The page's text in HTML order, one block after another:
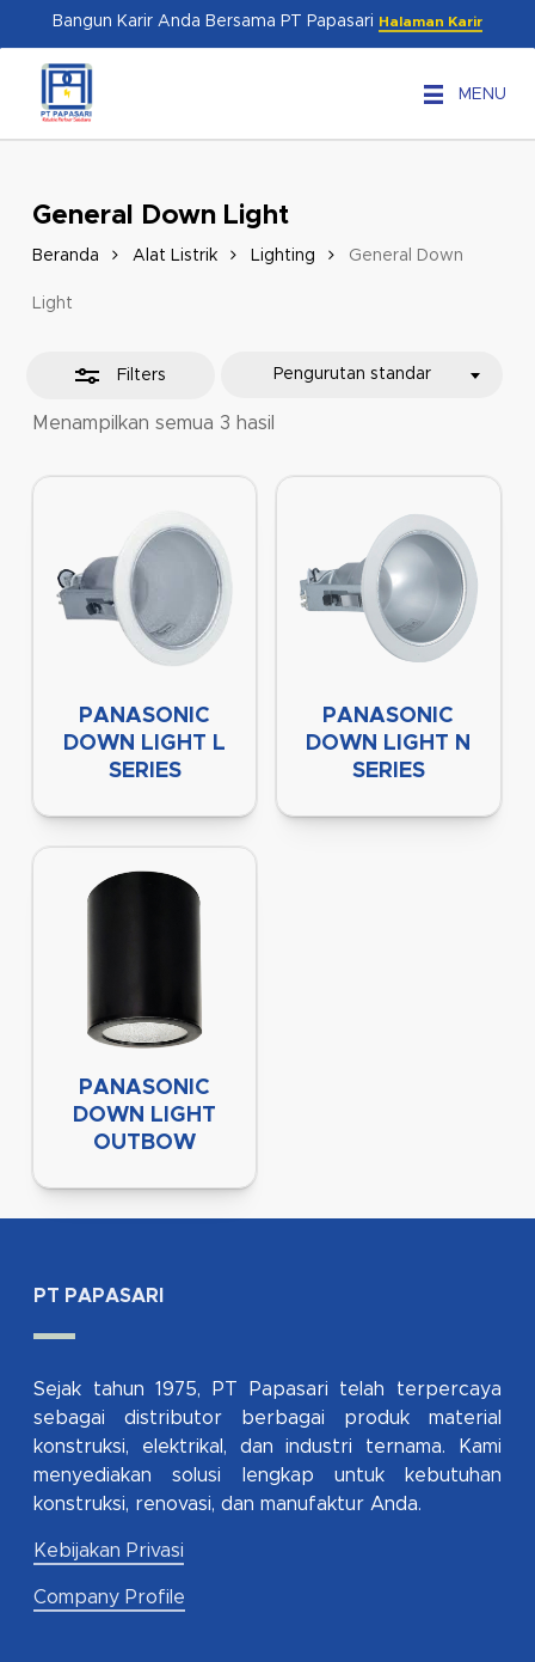
content
Bangun Karir Anda Bersama PT Papasari Halaman Karir
MENU
General Down Light
Beranda Alat Listrik Lighting General Down
Light
Filters
Menampilkan semua 3 hasil
Pengurutan standar
Close
PANASONIC
DOWN LIGHT L
SERIES
PANASONIC
DOWN LIGHT N
SERIES
PANASONIC
DOWN LIGHT
OUTBOW
PT PAPASARI
Sejak tahun 1975, PT Papasari telah terpercaya
sebagai distributor berbagai produk material
konstruksi, elektrikal, dan industri ternama. Kami
menyediakan solusi lengkap untuk kebutuhan
konstruksi, renovasi, dan manufaktur Anda.
Kebijakan Privasi
Company Profile
Menu